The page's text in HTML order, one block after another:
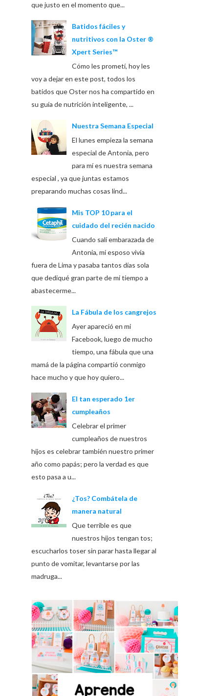
que justo en el momento que...
Batidos fáciles y
nutritivos con la Oster ®
Xpert Series™
Cómo les prometí, hoy les
voy a dejar en este post, todos los
batidos que Oster nos ha compartido en
su guía de nutrición inteligente, ...
Nuestra Semana Especial
El lunes empieza la semana
especial de Antonia, pero
para mí es nuestra semana
especial , ya que juntas estamos
preparando muchas cosas lind...
Mis TOP 10 para el
cuidado del recién nacido
Cuando salí embarazada de
Antonia, mi esposo vivía
fuera de Lima y pasaba tantos días sola
que dediqué gran parte de mi tiempo a
abastecerme...
La Fábula de los cangrejos
Ayer apareció en mi
Facebook, luego de mucho
tiempo, una fábula que una
mamá de la página compartió conmigo
hace mucho y que hoy quiero...
El tan esperado 1er
cumpleaños
Celebrar el primer
cumpleaños de nuestros
hijos es celebrar también nuestro primer
año como papás; pero la verdad es que
esto pasa a u...
¿Tos? Combátela de
manera natural
Que terrible es que
nuestros hijos tengan tos;
escucharlos toser sin parar hasta llegar al
punto de vomitar, levantarse por las
madruga...